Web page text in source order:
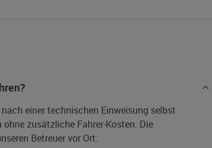
einer technischen Einweisung selbst
zusätzliche Fahrer-Kosten. Die
Betreuer vor Ort.